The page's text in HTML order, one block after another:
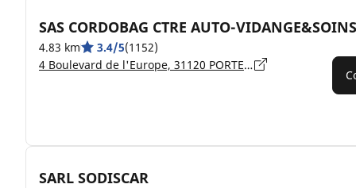
SAS CORDOBAG CTRE AUTO-VIDANGE&SOINS
4.83 km 3.4/5(1152)
4 Boulevard de l'Europe, 31120 PORTET-SUR-GARONNE
SARL SODISCAR